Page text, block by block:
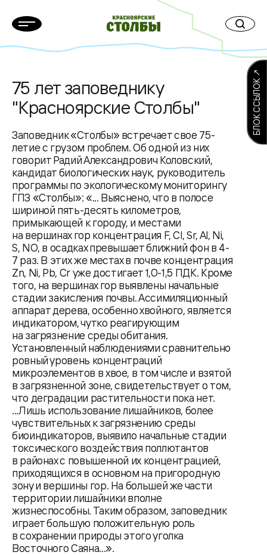
75 лет заповеднику
"Красноярские Столбы"
Заповедник «Столбы» встречает свое 75-
летие с грузом проблем. Об одной из них
говорит Радий Александрович Коловский,
кандидат биологических наук, руководитель
программы по экологическому мониторингу
ГПЗ «Столбы»: «... Выяснено, что в полосе
шириной пять-десять километров,
примыкающей к городу, и местами
на вершинах гор концентрация F, Cl, Sr, Al, Ni,
S, NO, в осадках превышает ближний фон в 4-
7 раз. В этих же местах в почве концентрация
Zn, Ni, Pb, Cr уже достигает 1,0-1,5 ПДК. Кроме
того, на вершинах гор выявлены начальные
стадии закисления почвы. Ассимиляционный
аппарат дерева, особенно хвойного, является
индикатором, чутко реагирующим
на загрязнение среды обитания.
Установленный наблюдениями сравнительно
ровный уровень концентраций
микроэлементов в хвое, в том числе и взятой
в загрязненной зоне, свидетельствует о том,
что деградации растительности пока нет.
...Лишь использование лишайников, более
чувствительных к загрязнению среды
биоиндикаторов, выявило начальные стадии
токсического воздействия поллютантов
в районах с повышенной их концентрацией,
приходящихся в основном на пригородную
зону и вершины гор. На большей же части
территории лишайники вполне
жизнеспособны. Таким образом, заповедник
играет большую положительную роль
в сохранении природы этого уголка
Восточного Саяна...».
БЛОК ССЫЛОК ↗